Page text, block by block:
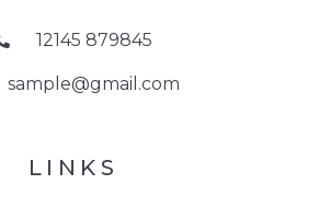
12145 879845
sample@gmail.com
LINKS